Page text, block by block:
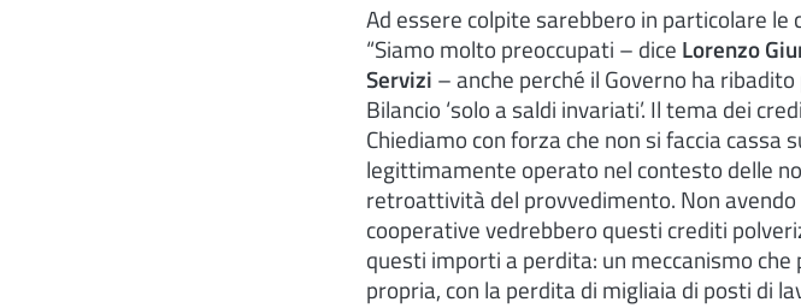
Ad essere colpite sarebbero in particolare
“Siamo molto preoccupati – dice Lorenzo
Servizi – anche perché il Governo ha
Bilancio ‘solo a saldi invariati’. Il tema dei
Chiediamo con forza che non si faccia cassa
legittimamente operato nel contesto delle
retroattività del provvedimento. Non
cooperative vedrebbero questi crediti
questi importi a perdita: un meccanismo
propria, con la perdita di migliaia di posti di